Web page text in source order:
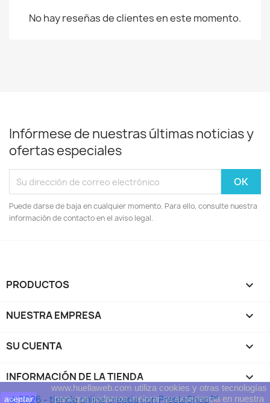
No hay reseñas de clientes en este momento.
Infórmese de nuestras últimas noticias y
ofertas especiales
Puede darse de baja en cualquier momento. Para ello, consulte nuestra
información de contacto en el aviso legal.
PRODUCTOS 
NUESTRA EMPRESA 
SU CUENTA 
INFORMACIÓN DE LA TIENDA keyboard_arrow_down
aceptar
www.huellaweb.com utiliza cookies y otras tecnologías
para que podamos mejorar su experiencia en nuestra
© 2026 - tienda online creada con PrestaShop™